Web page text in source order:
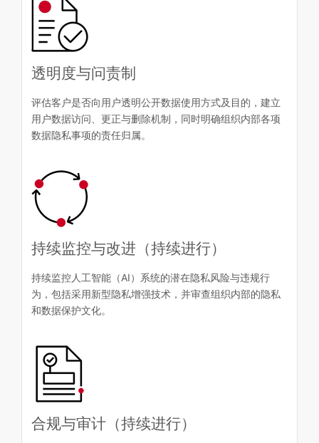
透明度与问责制
评估客户是否向用户透明公开数据使用方式及目的，建立
用户数据访问、更正与删除机制，同时明确组织内部各项
数据隐私事项的责任归属。
持续监控与改进（持续进行）
持续监控人工智能（AI）系统的潜在隐私风险与违规行
为，包括采用新型隐私增强技术，并审查组织内部的隐私
和数据保护文化。
合规与审计（持续进行）